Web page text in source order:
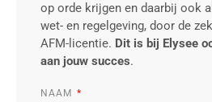
op orde krijgen en daarbij ook
wet- en regelgeving, door de
AFM-licentie. Dit is bij Elysee
aan jouw succes.
NAAM